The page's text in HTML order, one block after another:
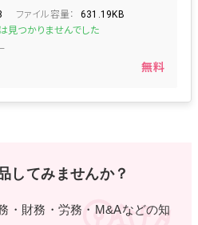
ファイル容量： 631.19KB
見つかりませんでした
無料
してみませんか？
・財務・労務・M&Aなどの知